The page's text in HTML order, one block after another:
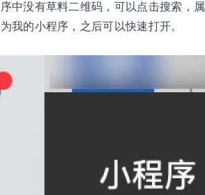
中没有草料二维码，可以点击搜索，
我的小程序，之后可以快速打开。